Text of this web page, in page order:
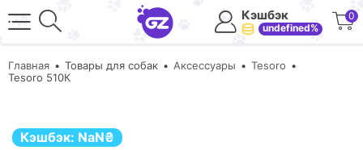
Кэшбэк
undefined%
0
Главная Товары для собак Аксессуары
Tesoro
Tesoro 510К
Кэшбэк: NaN₴